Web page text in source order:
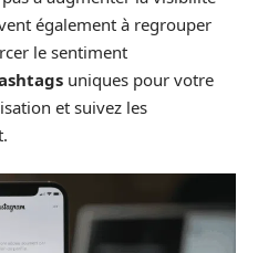
également à regrouper
le sentiment
uniques pour votre
et suivez les